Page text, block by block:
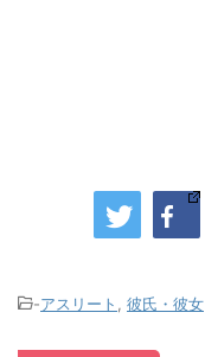
-アスリート 彼氏・彼女